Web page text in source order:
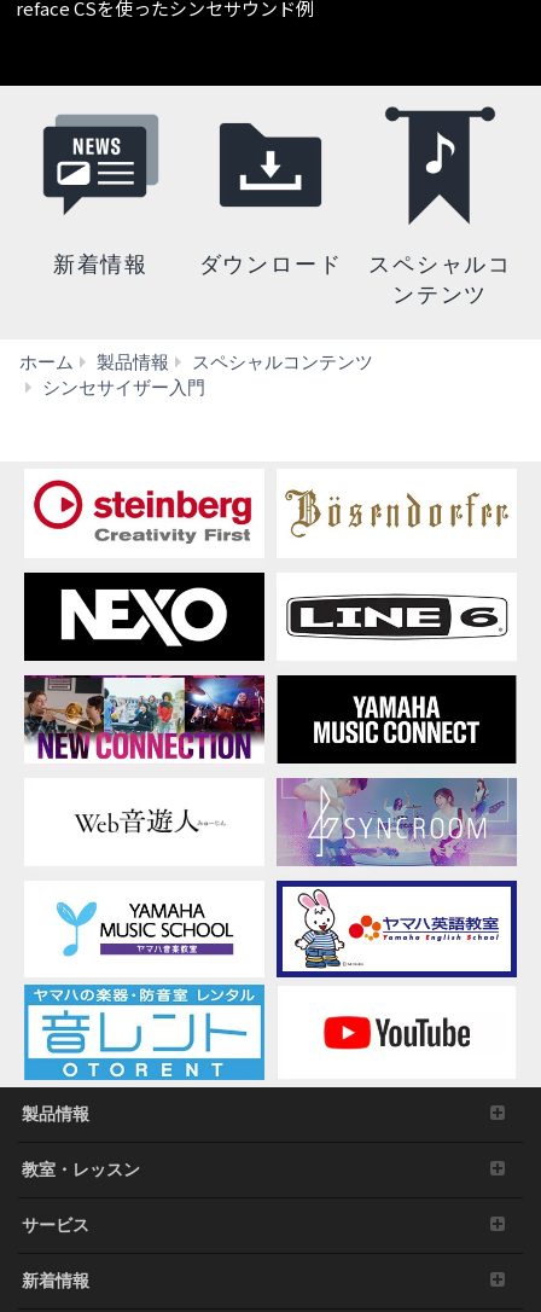
reface CSを使ったシンセサウンド例
新着情報 ダウンロード
スペシャルコ
ンテンツ
ホーム 製品情報
スペシャルコンテンツ
シンセサイザー入門
に
も
ン
ベ
ロ
ー
プ
を
適
用
る
製品情報
教室・レッスン
サービス
新着情報